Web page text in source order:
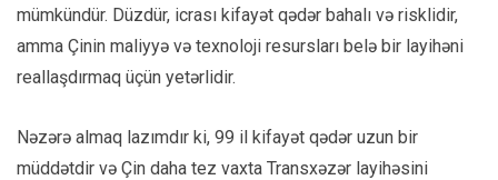
mümkündür. Düzdür, icrası kifayət qədər bahalı və risklidir,
amma Çinin maliyyə və texnoloji resursları belə bir layihəni
reallaşdırmaq üçün yetərlidir.
Nəzərə almaq lazımdır ki, 99 il kifayət qədər uzun bir
müddətdir və Çin daha tez vaxta Transxəzər layihəsini